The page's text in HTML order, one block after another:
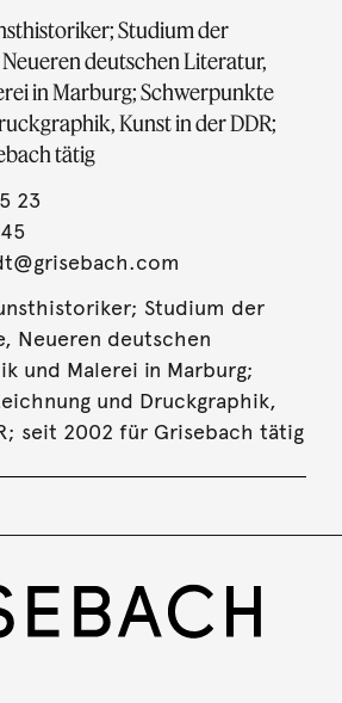
Studium der
deutschen Literatur,
in Marburg; Schwerpunkte
Kunst in der DDR;
tätig
23
Studium der
Neueren deutschen
und Malerei in Marburg;
und Druckgraphik,
seit 2002 für Grisebach tätig